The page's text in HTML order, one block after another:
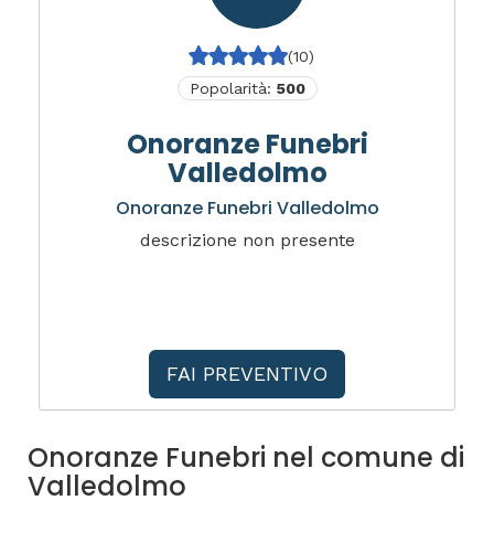
(10)
Popolarità: 500
Onoranze Funebri
Valledolmo
Onoranze Funebri Valledolmo
descrizione non presente
FAI PREVENTIVO
Onoranze Funebri nel comune di
Valledolmo